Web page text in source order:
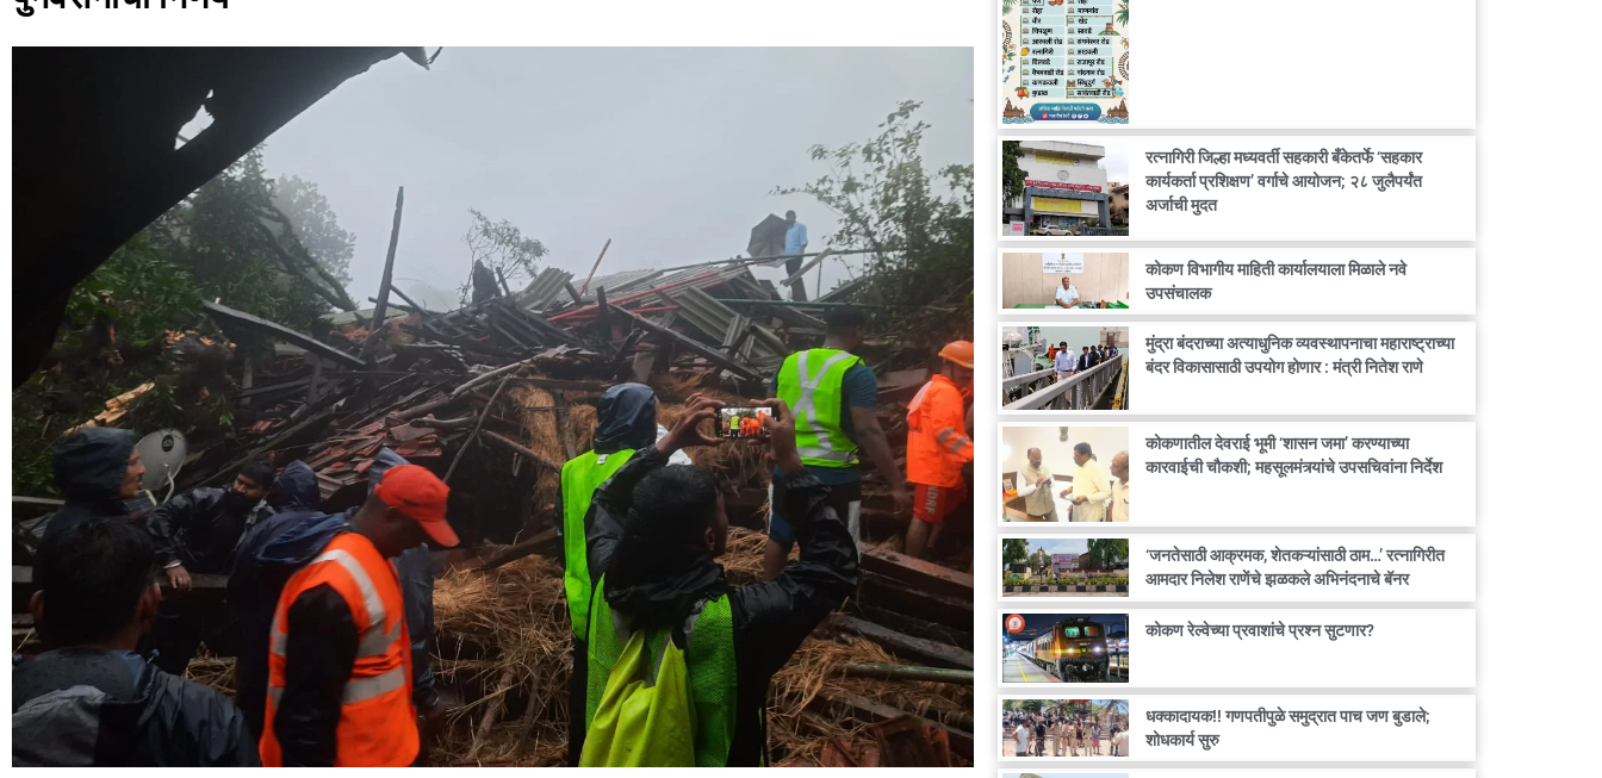
रत्नागिरी जिल्हा मध्यवर्ती सहकारी बँकेतर्फे ‘सहकार
कार्यकर्ता प्रशिक्षण’ वर्गाचे आयोजन; २८ जुलैपर्यंत
अर्जाची मुदत
कोकण विभागीय माहिती कार्यालयाला मिळाले नवे
उपसंचालक
मुंद्रा बंदराच्या अत्याधुनिक व्यवस्थापनाचा महाराष्ट्राच्या
बंदर विकासासाठी उपयोग होणार : मंत्री नितेश राणे
कोकणातील देवराई भूमी ‘शासन जमा’ करण्याच्या
कारवाईची चौकशी; महसूलमंत्र्यांचे उपसचिवांना निर्देश
‘जनतेसाठी आक्रमक, शेतकऱ्यांसाठी ठाम…’ रत्नागिरीत
आमदार निलेश राणेंचे झळकले अभिनंदनाचे बॅनर
कोकण रेल्वेच्या प्रवाशांचे प्रश्न सुटणार?
धक्कादायक!! गणपतीपुळे समुद्रात पाच जण बुडाले;
शोधकार्य सुरु